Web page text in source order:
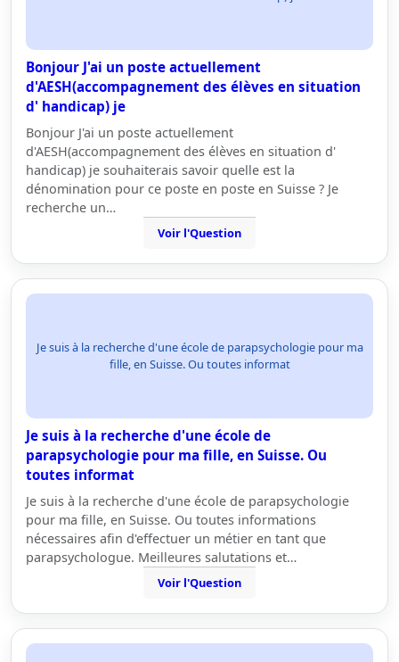
Bonjour J'ai un poste actuellement
d'AESH(accompagnement des élèves en situation
d' handicap) je
Bonjour J'ai un poste actuellement
d'AESH(accompagnement des élèves en situation d'
handicap) je souhaiterais savoir quelle est la
dénomination pour ce poste en poste en Suisse ? Je
recherche un…
Voir l'Question
Je suis à la recherche d'une école de parapsychologie pour ma
fille, en Suisse. Ou toutes informat
Je suis à la recherche d'une école de
parapsychologie pour ma fille, en Suisse. Ou
toutes informat
Je suis à la recherche d'une école de parapsychologie
pour ma fille, en Suisse. Ou toutes informations
nécessaires afin d'effectuer un métier en tant que
parapsychologue. Meilleures salutations et…
Voir l'Question